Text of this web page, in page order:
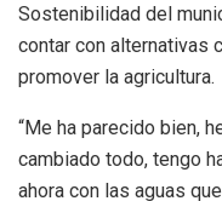
Sostenibilidad del
contar con alternativas
promover la agricultura.
“Me ha parecido bien,
cambiado todo, tengo
ahora con las aguas